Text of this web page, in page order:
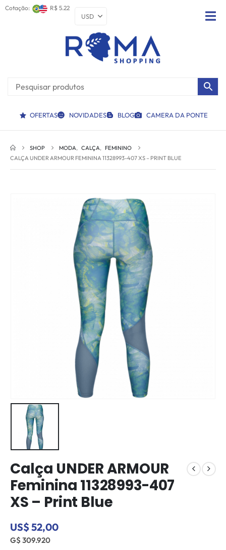
Cotação: R$ 5.22
OFERTAS NOVIDADES BLOG CAMERA DA PONTE
SHOP MODA, CALÇA, FEMININO
CALÇA UNDER ARMOUR FEMININA 11328993-407 XS – PRINT BLUE
Calça UNDER ARMOUR
Feminina 11328993-407
XS – Print Blue
US$ 52,00
G$ 309.920